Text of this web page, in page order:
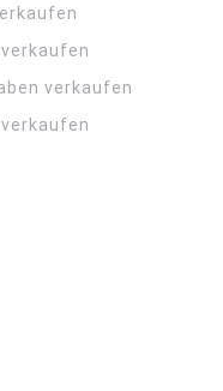
verkaufen